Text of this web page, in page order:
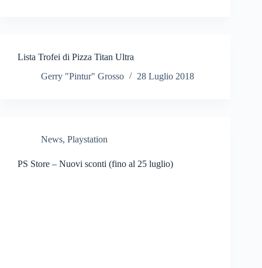
Lista Trofei di Pizza Titan Ultra
Gerry "Pintur" Grosso
28 Luglio 2018
News, Playstation
PS Store – Nuovi sconti (fino al 25 luglio)